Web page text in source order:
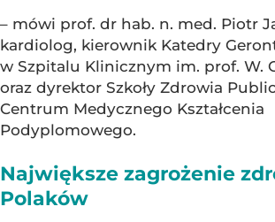
– mówi prof. dr hab. n. med. Piotr
kardiolog, kierownik Katedry
w Szpitalu Klinicznym im. prof. W.
oraz dyrektor Szkoły Zdrowia
Centrum Medycznego Kształcenia
Podyplomowego.
Największe zagrożenie
Polaków